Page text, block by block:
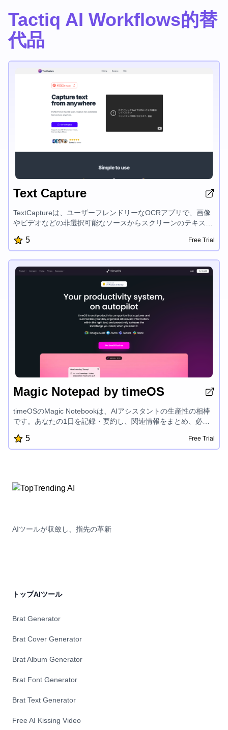
Tactiq AI Workflows的替
代品
Text Capture
TextCaptureは、ユーザーフレンドリーなOCRアプリで、画像
やビデオなどの非選択可能なソースからスクリーンのテキスト
および新しいバージョンに対応しており、複数の言語をサポー
トし、カスタマイズ可能なショートカットを提供するため、す
べてのMacユーザーにとって、テキストキャプチャーが簡単に
できます。
5 Free Trial
Magic Notepad by timeOS
timeOSのMagic Notebookは、AIアシスタントの生産性の相棒
です。あなたの1日を記録・要約し、関連情報をまとめ、必要
要約、タスクの追跡、既存ツールとの連携など、余分な手間を
かけずに生産性と情報量が向上します。
5 Free Trial
AIツールが収斂し、指先の革新
トップAIツール
Brat Generator
Brat Cover Generator
Brat Album Generator
Brat Font Generator
Brat Text Generator
Free AI Kissing Video